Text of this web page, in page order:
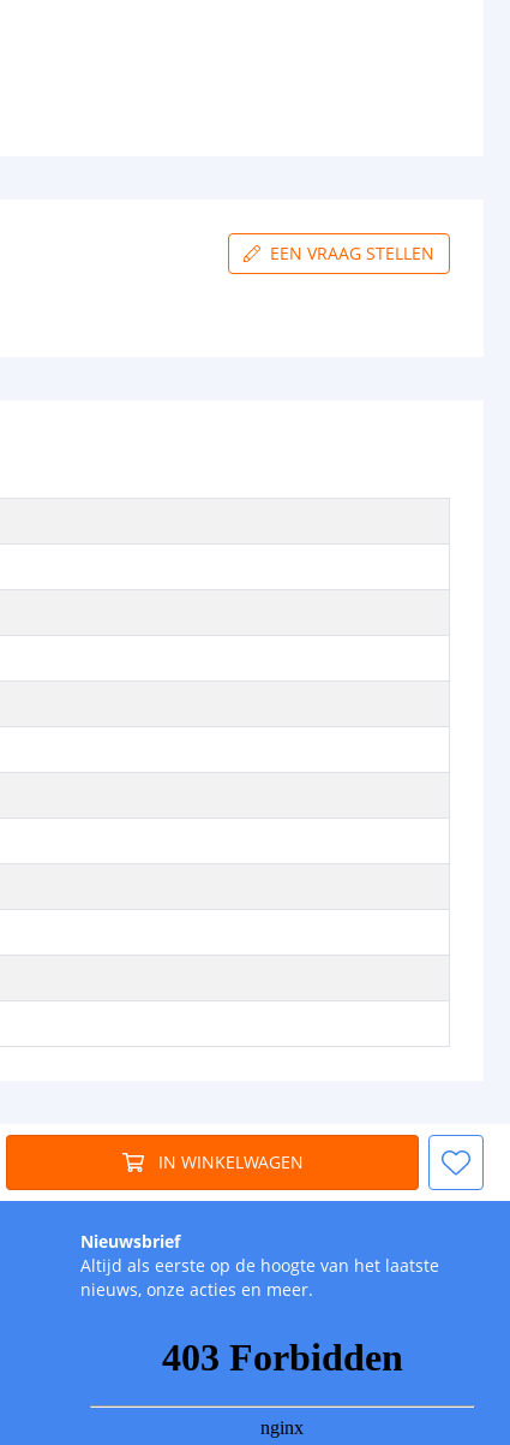
EEN VRAAG STELLEN
IN WINKELWAGEN
Nieuwsbrief
Altijd als eerste op de hoogte van het laatste
nieuws, onze acties en meer.